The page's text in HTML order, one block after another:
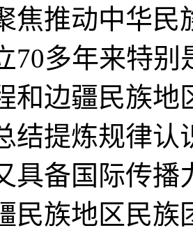
焦推动中华民
70多年来特
和边疆民族
结提炼规律认
具备国际传播
民族地区民